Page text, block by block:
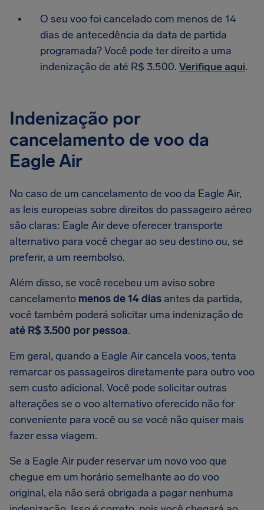
O seu voo foi cancelado com menos de 14
dias de antecedência da data de partida
programada? Você pode ter direito a uma
indenização de até R$ 3.500. Verifique aqui.
Indenização por
cancelamento de voo da
Eagle Air
No caso de um cancelamento de voo da Eagle Air,
as leis europeias sobre direitos do passageiro aéreo
são claras: Eagle Air deve oferecer transporte
alternativo para você chegar ao seu destino ou, se
preferir, a um reembolso.
Além disso, se você recebeu um aviso sobre
cancelamento menos de 14 dias antes da partida,
você também poderá solicitar uma indenização de
até R$ 3.500 por pessoa.
Em geral, quando a Eagle Air cancela voos, tenta
remarcar os passageiros diretamente para outro voo
sem custo adicional. Você pode solicitar outras
alterações se o voo alternativo oferecido não for
conveniente para você ou se você não quiser mais
fazer essa viagem.
Se a Eagle Air puder reservar um novo voo que
chegue em um horário semelhante ao do voo
original, ela não será obrigada a pagar nenhuma